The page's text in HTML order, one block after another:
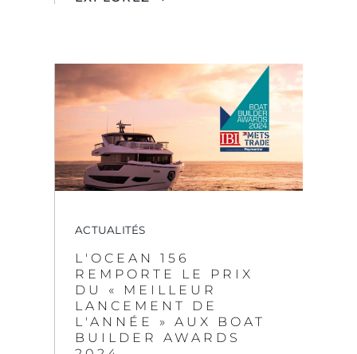
ACTUALITÉS
L'OCEAN 156
REMPORTE LE PRIX
DU « MEILLEUR
LANCEMENT DE
2024
EXPLOREZ